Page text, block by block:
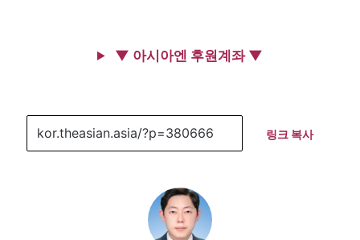
▼ 아시아엔 후원계좌 ▼
링크 복사